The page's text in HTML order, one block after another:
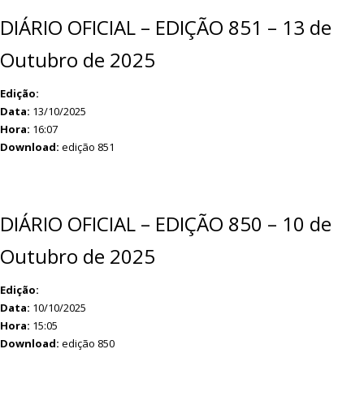
DIÁRIO OFICIAL – EDIÇÃO 851 – 13 de
Outubro de 2025
Edição:
Data: 13/10/2025
Hora: 16:07
Download: edição 851
DIÁRIO OFICIAL – EDIÇÃO 850 – 10 de
Outubro de 2025
Edição:
Data: 10/10/2025
Hora: 15:05
Download: edição 850